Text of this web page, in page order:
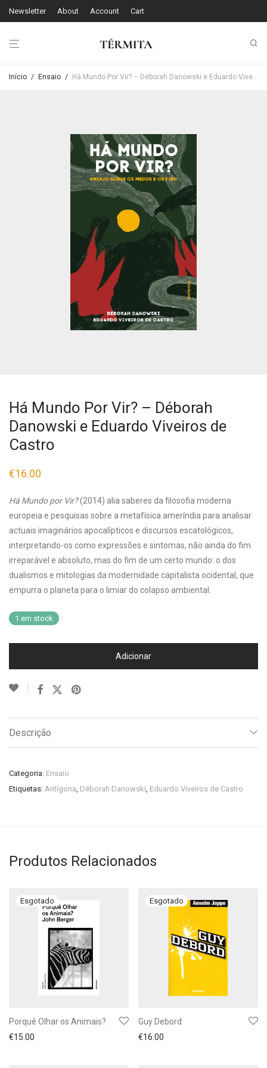
Newsletter About Account Cart
Início / Ensaio / Há Mundo Por Vir? – Déborah Danowski e Eduardo Viveiros de Castro
Há Mundo Por Vir? – Déborah
Danowski e Eduardo Viveiros de
Castro
€16.00
Há Mundo por Vir?(2014) alia saberes da filosofia moderna
europeia e pesquisas sobre a metafísica ameríndia para analisar
actuais imaginários apocalípticos e discursos escatológicos,
interpretando-os como expressões e sintomas, não ainda do fim
irreparável e absoluto, mas do fim de um certo mundo: o dos
dualismos e mitologias da modernidade capitalista ocidental, que
empurra o planeta para o limiar do colapso ambiental.
1 em stock
Adicionar
Descrição
Categoria: Ensaio
Etiquetas: Antígona, Déborah Danowski, Eduardo Viveiros de Castro
Produtos Relacionados
Porquê Olhar os Animais?
€15.00
Guy Debord
€16.00